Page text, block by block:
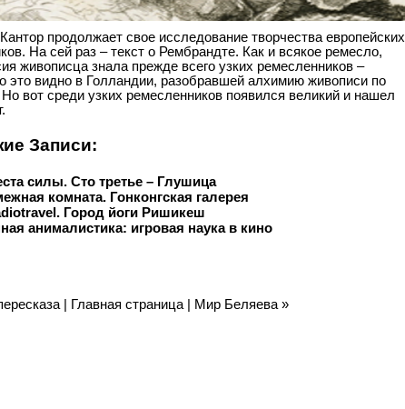
продолжает свое исследование творчества европейских
На сей раз – текст о Рембрандте. Как и всякое ремесло,
живописца знала прежде всего узких ремесленников –
это видно в Голландии, разобравшей алхимию живописи по
вот среди узких ремесленников появился великий и нашел
Записи:
силы. Сто третье – Глушица
комната. Гонконгская галерея
Город йоги Ришикеш
анималистика: игровая наука в кино
| Главная страница | Мир Беляева »